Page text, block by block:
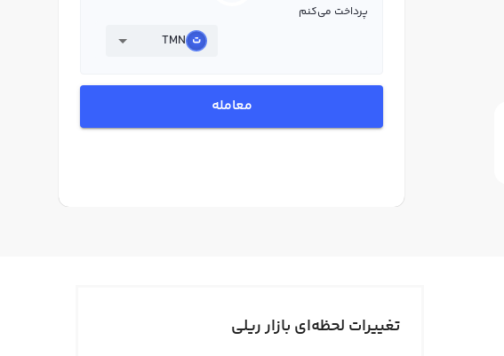
پرداخت می‌کنم
TMN
معامله
تغییرات لحظه‌ای بازار ریلی